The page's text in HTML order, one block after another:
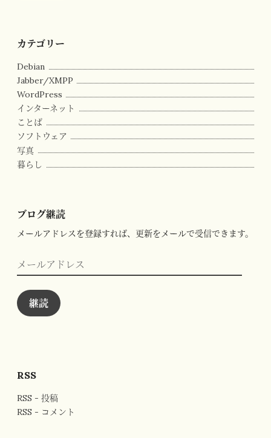
カテゴリー
Debian
Jabber/XMPP
WordPress
インターネット
ことば
ソフトウェア
写真
暮らし
ブログ継読
メールアドレスを登録すれば、更新をメールで受信できます。
ー
ル
ア
ド
レ
継読
RSS
RSS - 投稿
RSS - コメント